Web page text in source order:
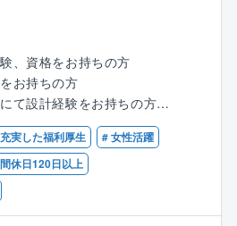
成、修正
料作成
品質管理
監督・資料作成など
が、ゼロから図面を作成する
、資格をお持ちの方
お持ちの方
て設計経験をお持ちの方
経験をお持ちの方
実した福利厚生
# 女性活躍
休日120日以上